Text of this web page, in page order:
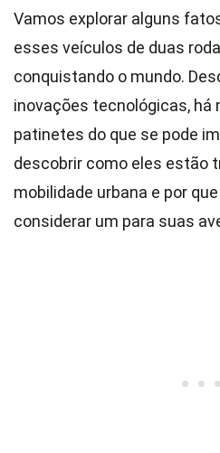
Vamos explorar alguns
esses veículos de duas
conquistando o mundo.
inovações tecnológicas, há
patinetes do que se pode
descobrir como eles estão
mobilidade urbana e por
considerar um para suas